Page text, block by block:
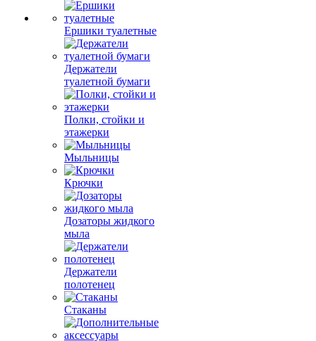
Ершики туалетные
Держатели
туалетной бумаги
Полки, стойки и
этажерки
Мыльницы
Крючки
Дозаторы жидкого
мыла
Держатели
полотенец
Стаканы